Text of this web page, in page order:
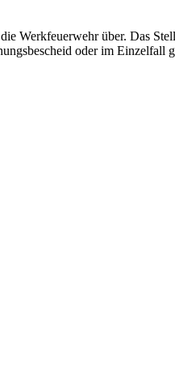
Werkfeuerwehr über. Das
oder im Einzelfall